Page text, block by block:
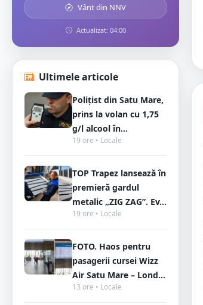
Vânt din NNV
Actualizat: 04:00
Ultimele articole
Polițist din Satu Mare,
prins la volan cu 1,75
g/l alcool în...
19 ore • Locale
TOP Trapez lansează în
premieră gardul
metalic „ZIG ZAG”. Ev...
19 ore • Locale
FOTO. Haos pentru
pasagerii cursei Wizz
Air Satu Mare – Lond...
13 ore • Locale